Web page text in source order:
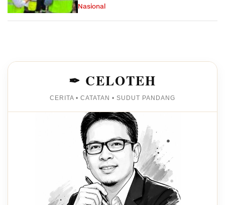
Nasional
✒ CELOTEH
CERITA • CATATAN • SUDUT PANDANG